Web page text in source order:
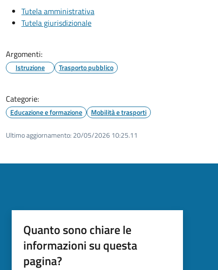
Tutela amministrativa
Tutela giurisdizionale
Argomenti:
Istruzione Trasporto pubblico
Categorie:
Educazione e formazione Mobilità e trasporti
Ultimo aggiornamento: 20/05/2026 10:25.11
Quanto sono chiare le
informazioni su questa
pagina?